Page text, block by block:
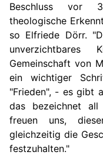
Beschluss vor
theologische
so Elfriede Dörr.
Gemeinschaft von
ein wichtiger
"Frieden", - es gibt
das bezeichnet all
freuen uns,
gleichzeitig die
festzuhalten."